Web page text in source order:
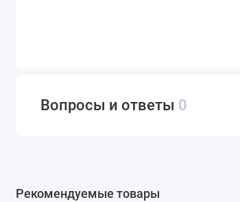
Вопросы и ответы 0
Рекомендуемые товары